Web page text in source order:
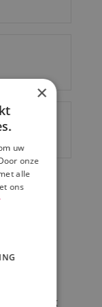
jouw
is nog
×
uw
onze
alle
ons